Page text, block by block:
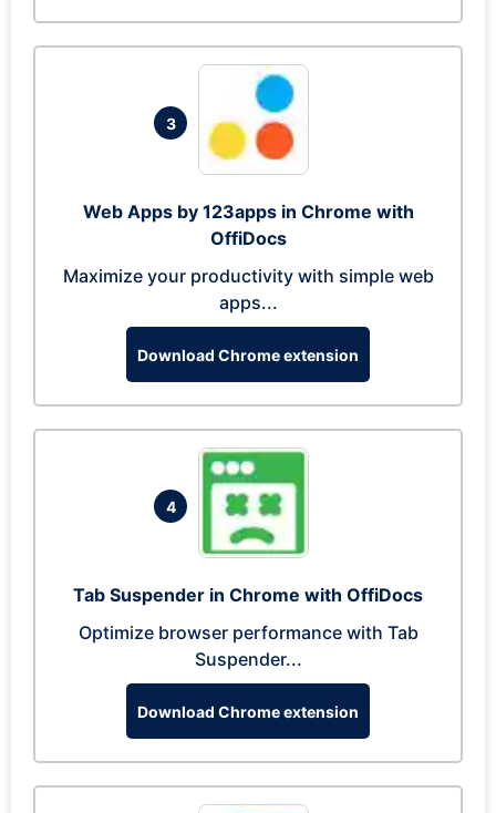
3
Web Apps by 123apps in Chrome with
OffiDocs
Maximize your productivity with simple web
apps...
Download Chrome extension
4
Tab Suspender in Chrome with OffiDocs
Optimize browser performance with Tab
Suspender...
Download Chrome extension